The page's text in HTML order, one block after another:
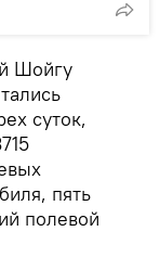
Шойгу
суток,
пять
полевой